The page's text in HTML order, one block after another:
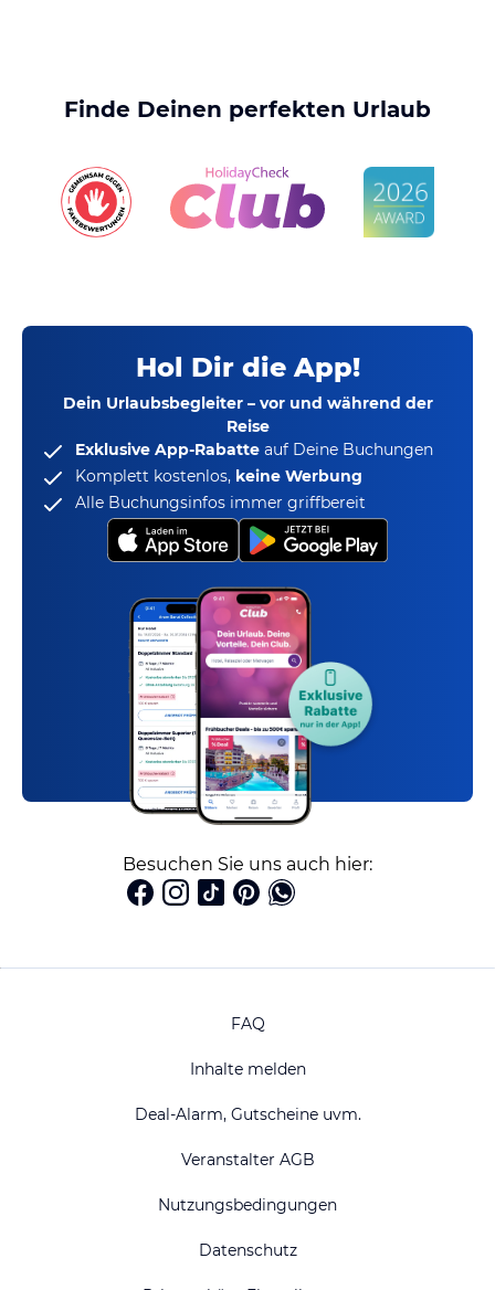
Finde Deinen perfekten Urlaub
Hol Dir die App!
Dein Urlaubsbegleiter – vor und während der
Reise
Exklusive App-Rabatte auf Deine Buchungen
Komplett kostenlos, keine Werbung
Alle Buchungsinfos immer griffbereit
Besuchen Sie uns auch hier:
FAQ
Inhalte melden
Deal-Alarm, Gutscheine uvm.
Veranstalter AGB
Nutzungsbedingungen
Datenschutz